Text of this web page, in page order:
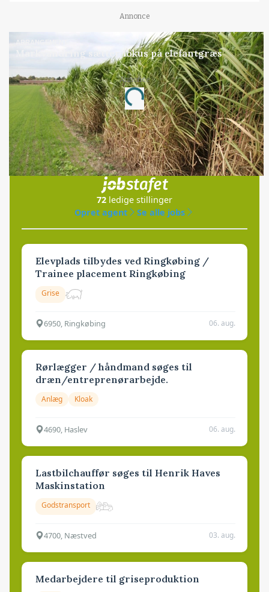
Annonce
ARRANGEMENT
Markvandring sætter fokus på elefantgræs
Annonce
Loading...
Jobs
i samarbejde med
72 ledige stillinger
Opret agent
Se alle jobs
Elevplads tilbydes ved Ringkøbing /
Trainee placement Ringkøbing
Grise
6950, Ringkøbing 06. aug.
Rørlægger / håndmand søges til
dræn/entreprenørarbejde.
Anlæg Kloak
4690, Haslev 06. aug.
Lastbilchauffør søges til Henrik Haves
Maskinstation
Godstransport
4700, Næstved 03. aug.
Medarbejdere til griseproduktion